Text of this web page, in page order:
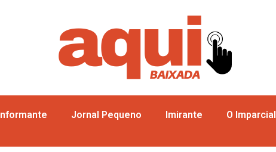
Jornal Pequeno Imirante O Imparcial